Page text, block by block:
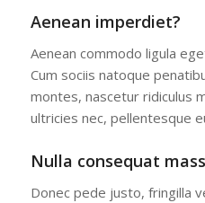
Aenean imperdiet?
Aenean commodo ligula
Cum sociis natoque
montes, nascetur ridiculus
ultricies nec, pellentesque
Nulla consequat
Donec pede justo, fringilla